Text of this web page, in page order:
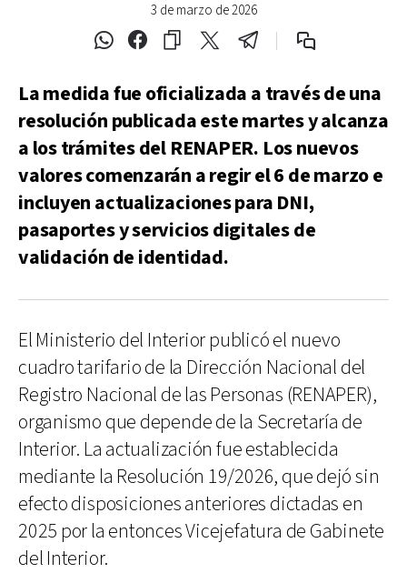
3 de marzo de 2026
La medida fue oficializada a través de una
resolución publicada este martes y alcanza
a los trámites del RENAPER. Los nuevos
valores comenzarán a regir el 6 de marzo e
incluyen actualizaciones para DNI,
pasaportes y servicios digitales de
validación de identidad.
El Ministerio del Interior publicó el nuevo
cuadro tarifario de la Dirección Nacional del
Registro Nacional de las Personas (RENAPER),
organismo que depende de la Secretaría de
Interior. La actualización fue establecida
mediante la Resolución 19/2026, que dejó sin
efecto disposiciones anteriores dictadas en
2025 por la entonces Vicejefatura de Gabinete
del Interior.